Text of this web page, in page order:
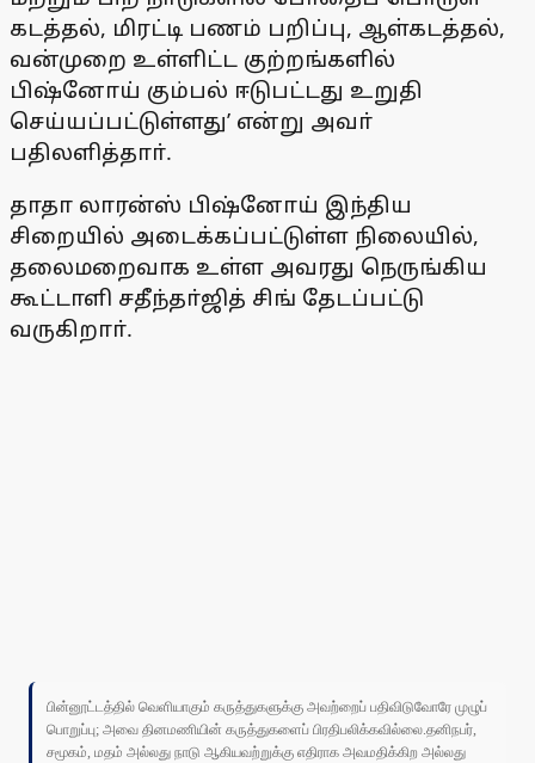
கடத்தல், மிரட்டி பணம் பறிப்பு, ஆள்கடத்தல்,
வன்முறை உள்ளிட்ட குற்றங்களில்
பிஷ்னோய் கும்பல் ஈடுபட்டது உறுதி
செய்யப்பட்டுள்ளது’ என்று அவா்
பதிலளித்தாா்.
தாதா லாரன்ஸ் பிஷ்னோய் இந்திய
சிறையில் அடைக்கப்பட்டுள்ள நிலையில்,
தலைமறைவாக உள்ள அவரது நெருங்கிய
கூட்டாளி சதீந்தா்ஜித் சிங் தேடப்பட்டு
வருகிறாா்.
பின்னூட்டத்தில் வெளியாகும் கருத்துகளுக்கு அவற்றைப் பதிவிடுவோரே முழுப்
பொறுப்பு; அவை தினமணியின் கருத்துகளைப் பிரதிபலிக்கவில்லை.தனிநபர்,
சமூகம், மதம் அல்லது நாடு ஆகியவற்றுக்கு எதிராக அவமதிக்கிற அல்லது